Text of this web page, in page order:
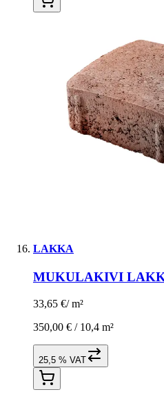
LAKKA
MUKULAKIVI
33,65 €/ m²
350,00 € / 10,4 m²
25,5 % VAT